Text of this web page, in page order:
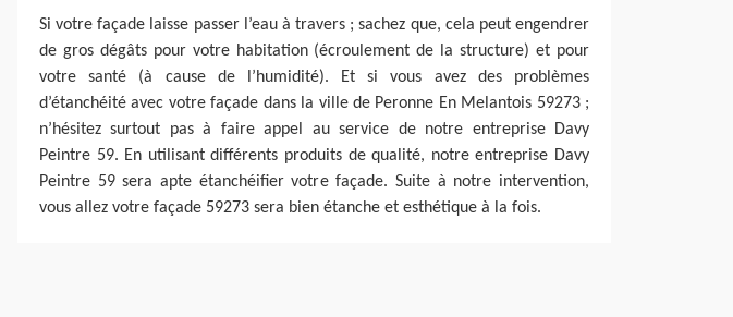
Si votre façade laisse passer l’eau à travers ; sachez que, cela peut engendrer
de gros dégâts pour votre habitation (écroulement de la structure) et pour
votre santé (à cause de l’humidité). Et si vous avez des problèmes
d’étanchéité avec votre façade dans la ville de Peronne En Melantois 59273 ;
n’hésitez surtout pas à faire appel au service de notre entreprise Davy
Peintre 59. En utilisant différents produits de qualité, notre entreprise Davy
Peintre 59 sera apte étanchéifier votre façade. Suite à notre intervention,
vous allez votre façade 59273 sera bien étanche et esthétique à la fois.